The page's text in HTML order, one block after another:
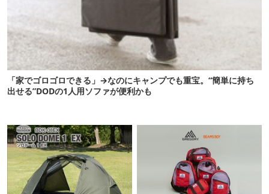
「家でゴロゴロできる」→なのにキャンプでも重宝。“簡単に持ち
出せる”DODの1人用ソファが便利かも